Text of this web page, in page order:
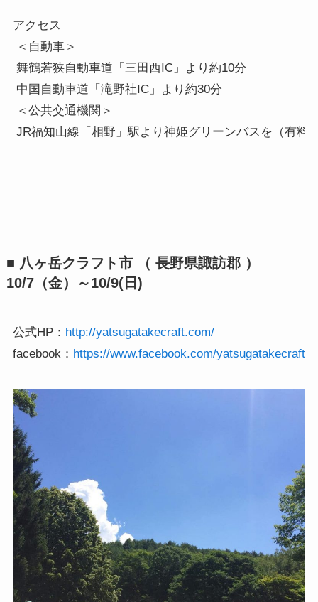
アクセス
＜自動車＞
舞鶴若狭自動車道「三田西IC」より約10分
中国自動車道「滝野社IC」より約30分
＜公共交通機関＞
■ 八ヶ岳クラフト市 （ 長野県諏訪郡 ）
10/7（金）～10/9(日)
公式HP： http://yatsugatakecraft.com/
facebook： https://www.facebook.com/yatsugatakecraft